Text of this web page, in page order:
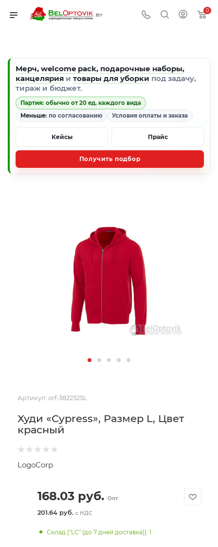
0
Мерч, welcome pack, подарочные наборы,
канцелярия и товары для уборки под задачу,
тираж и бюджет.
Партия: обычно от 20 ед. каждого вида
Меньше: по согласованию Условия оплаты и заказа
Кейсы Прайс
Получить подбор
Артикул: orf-3822325L
Худи «Cypress», Размер L, Цвет
красный
LogoCorp
168.03руб. Опт
201.64 руб. с НДС
Склад ("LC" (до 7 дней доставка)): 1